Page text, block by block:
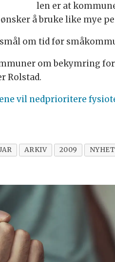
len er at
å bru­ke like mye
om tid før
om be­kym­ring
Rol­stad.
vil nedprioritere
ARKIV 2009